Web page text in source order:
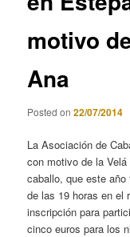
motivo
Ana
Posted on22/07/2014
La Asociación de
con motivo de la
caballo, que este
de las 19 horas en el
inscripción para
cinco euros para los